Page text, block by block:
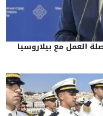
العمل مع بيلاروسيا